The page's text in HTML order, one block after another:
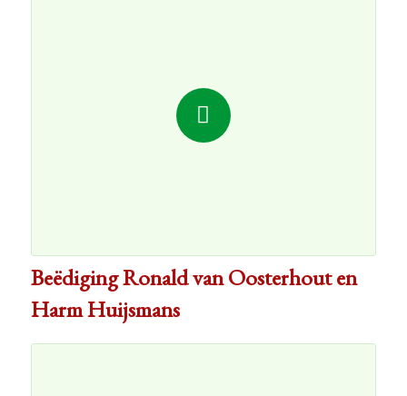
Beëdiging Ronald van Oosterhout en
Harm Huijsmans